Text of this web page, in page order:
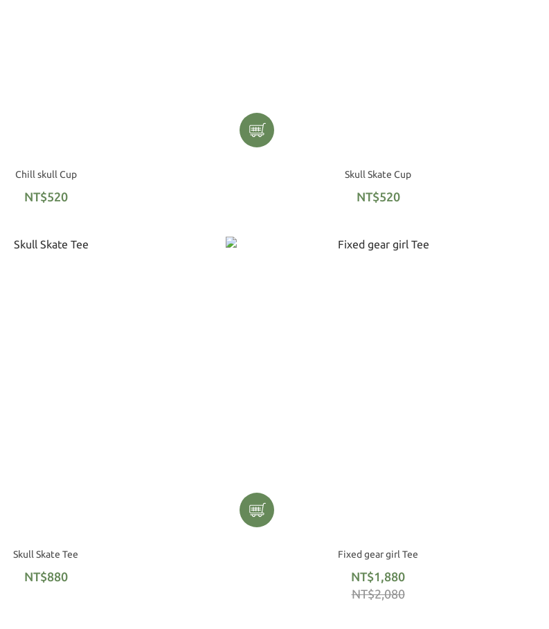
Chill skull Cup
NT$520
Skull Skate Cup
NT$520
Skull Skate Tee
NT$880
Fixed gear girl Tee
NT$1,880
NT$2,080